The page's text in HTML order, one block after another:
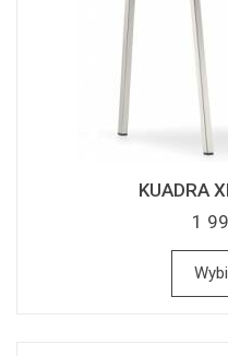
KUADRA
1